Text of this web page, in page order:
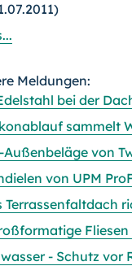
Meldungen:
bei der
sammelt
Außenbeläge von
von UPM
Terrassenfaltdach
- Schutz vor